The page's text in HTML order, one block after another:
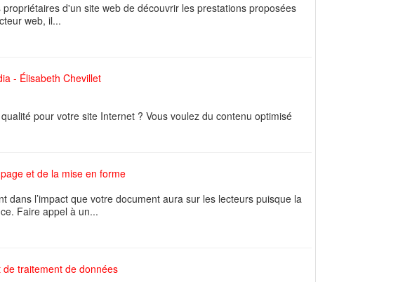
d'un site web de découvrir les prestations proposées
web, il...
- Élisabeth Chevillet
pour votre site Internet ? Vous voulez du contenu optimisé
et de la mise en forme
dans l’impact que votre document aura sur les lecteurs puisque la
Faire appel à un...
traitement de données